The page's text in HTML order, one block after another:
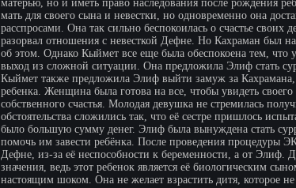
матерью, но и иметь право наследования после рождения
мать для своего сына и невестки, но одновременно она
расспросами. Она так сильно беспокоилась о счастье
разорвал отношения с невесткой Дефне. Но Кахраман был
об этом. Однако Кыймет все еще была обеспокоена тем,
выход из сложной ситуации. Она предложила Элиф стать
Кыймет также предложила Элиф выйти замуж за Кахрамана,
ребенка. Женщина была готова на все, чтобы увидеть
собственного счастья. Молодая девушка не стремилась
обстоятельства сложились так, что её сестре пришлось
было большую сумму денег. Элиф была вынуждена стать
помочь им завести ребёнка. После проведения процедуры
Дефне, из-за её неспособности к беременности, а от Элиф.
значения, ведь этот ребенок является её биологическим
настоящим шоком. Она не желает взрастить дитя, которое